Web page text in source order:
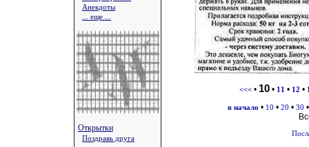
Анекдоты
... еще ...
Открытки
Поздравь друга
<<< • 10 • 11 • 12 •
в начало • 10 • 20 • 30